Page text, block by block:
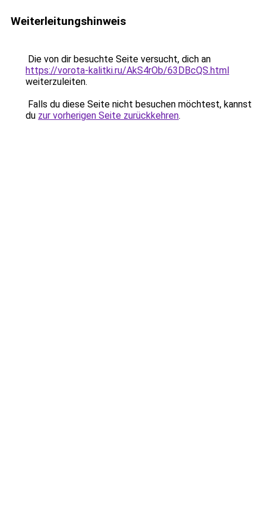
Weiterleitungshinweis
Die von dir besuchte Seite versucht, dich an
https://vorota-kalitki.ru/AkS4rOb/63DBcQS.html
weiterzuleiten.
Falls du diese Seite nicht besuchen möchtest, kannst
du zur vorherigen Seite zurückkehren.